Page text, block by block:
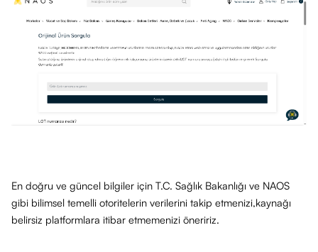
En doğru ve güncel bilgiler için T.C. Sağlık Bakanlığı ve NAOS
gibi bilimsel temelli otoritelerin verilerini takip etmenizi,kaynağı
belirsiz platformlara itibar etmemenizi öneririz.